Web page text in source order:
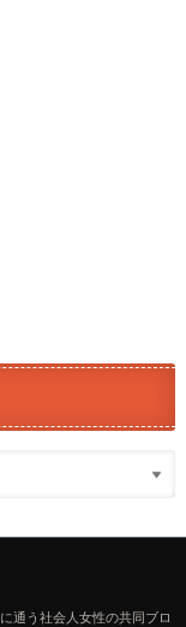
通う社会人女性の共同ブロ